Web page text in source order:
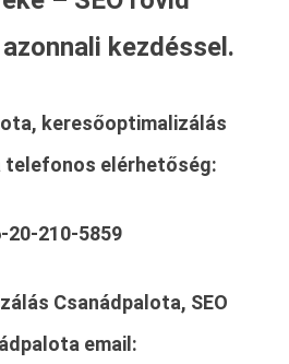
kezdéssel.
keresőoptimalizálás
telefonos elérhetőség:
20-210-5859
Csanádpalota, SEO
email: